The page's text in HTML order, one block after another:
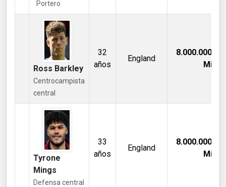
Portero
Ross Barkley
Centrocampista
central
32
años
England
8.000.000,00
Mill €
Tyrone
Mings
Defensa central
33
años
England
8.000.000,00
Mill €